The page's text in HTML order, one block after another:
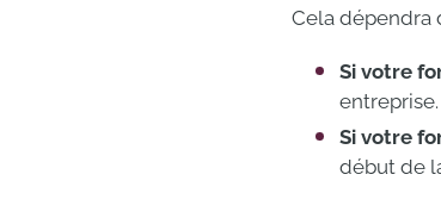
Cela dépendra
Si votre
entreprise.
Si votre
début de